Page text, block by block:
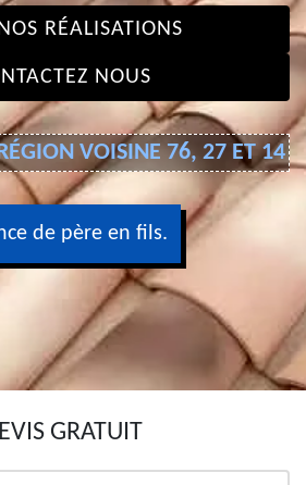
RÉALISATIONS
NOUS
VOISINE 76, 27 ET 14
de père en fils.
GRATUIT